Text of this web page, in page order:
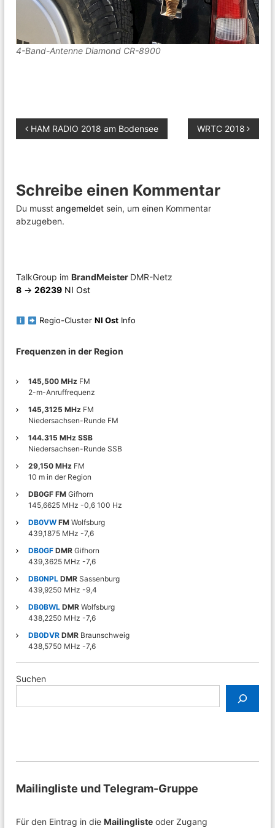
4-Band-Antenne Diamond CR-8900
B
i
t
a
g
s
n
a
v
i
g
a
t
i
o
n
HAM RADIO 2018 am Bodensee WRTC 2018
Schreibe einen Kommentar
Du musstangemeldet sein, um einen Kommentar
abzugeben.
TalkGroup imBrandMeister DMR-Netz
8 ->26239 NI Ost
Regio-Cluster NI OstInfo
Frequenzen in der Region
145,500 MHz FM
2-m-Anruffrequenz
145,3125 MHz FM
Niedersachsen-Runde FM
144.315 MHz SSB
Niedersachsen-Runde SSB
29,150 MHz FM
10 m in der Region
DB0GF FM Gifhorn
145,6625 MHz -0,6 100 Hz
DB0VW FM Wolfsburg
439,1875 MHz -7,6
DB0GF DMR Gifhorn
439,3625 MHz -7,6
DB0NPL DMR Sassenburg
439,9250 MHz -9,4
DB0BWL DMR Wolfsburg
438,2250 MHz -7,6
DB0DVR DMR Braunschweig
438,5750 MHz -7,6
Suchen
Mailingliste und Telegram-Gruppe
Für den Eintrag in dieMailingliste oder Zugang